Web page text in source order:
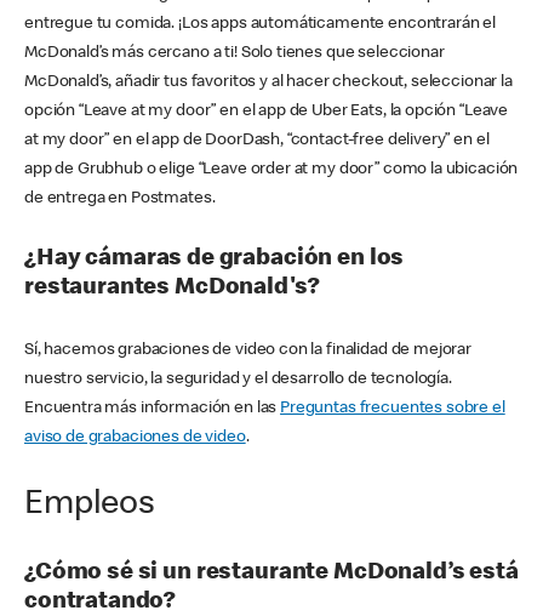
entregue tu comida. ¡Los apps automáticamente encontrarán el
McDonald’s más cercano a ti! Solo tienes que seleccionar
McDonald’s, añadir tus favoritos y al hacer checkout, seleccionar la
opción “Leave at my door” en el app de Uber Eats, la opción “Leave
at my door” en el app de DoorDash, “contact-free delivery” en el
app de Grubhub o elige “Leave order at my door” como la ubicación
de entrega en Postmates.
¿Hay cámaras de grabación en los
restaurantes McDonald's?
Sí, hacemos grabaciones de video con la finalidad de mejorar
nuestro servicio, la seguridad y el desarrollo de tecnología.
Encuentra más información en las Preguntas frecuentes sobre el
aviso de grabaciones de video.
Empleos
¿Cómo sé si un restaurante McDonald’s está
contratando?